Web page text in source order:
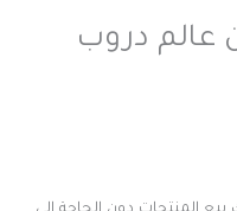
عالم دروب